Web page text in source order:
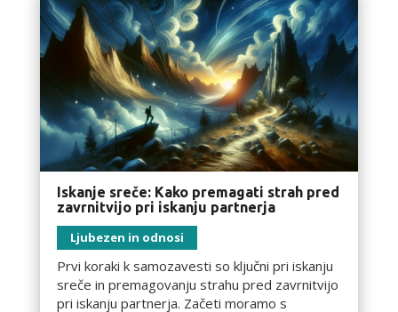
Iskanje sreče: Kako premagati strah pred
zavrnitvijo pri iskanju partnerja
Ljubezen in odnosi
Prvi koraki k samozavesti so ključni pri iskanju
sreče in premagovanju strahu pred zavrnitvijo
pri iskanju partnerja. Začeti moramo s